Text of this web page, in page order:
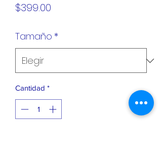
$399.00
Tamaño *
Cantidad *